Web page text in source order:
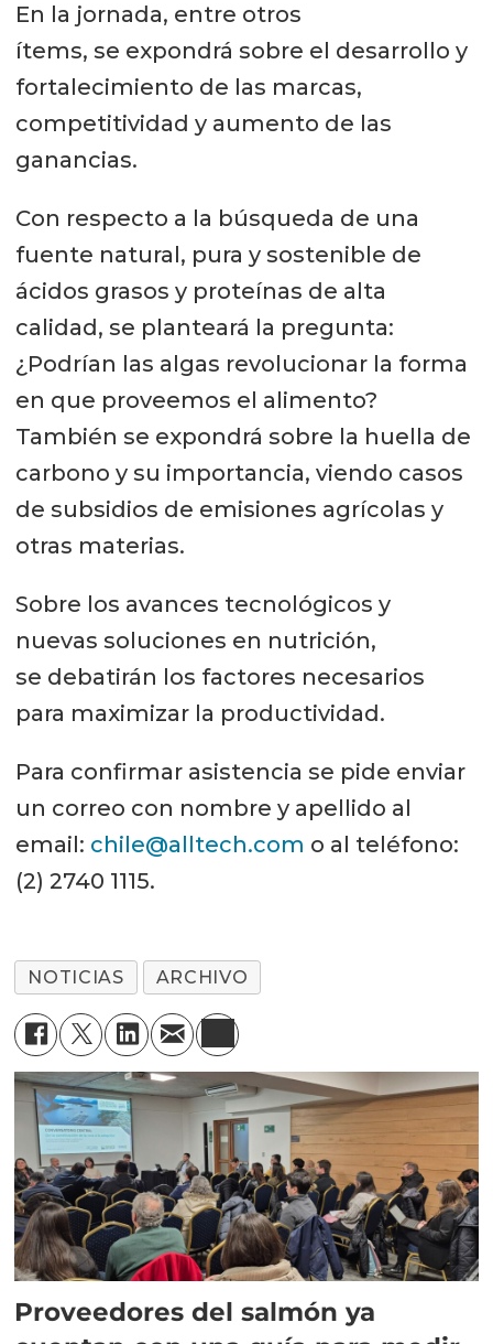
En la jornada, entre otros
ítems, se expondrá sobre el desarrollo y
fortalecimiento de las marcas,
competitividad y aumento de las
ganancias.
Con respecto a la búsqueda de una
fuente natural, pura y sostenible de
ácidos grasos y proteínas de alta
calidad, se planteará la pregunta:
¿Podrían las algas revolucionar la forma
en que proveemos el alimento?
También se expondrá sobre la huella de
carbono y su importancia, viendo casos
de subsidios de emisiones agrícolas y
otras materias.
Sobre los avances tecnológicos y
nuevas soluciones en nutrición,
se debatirán los factores necesarios
para maximizar la productividad.
Para confirmar asistencia se pide enviar
un correo con nombre y apellido al
email: chile@alltech.com o al teléfono:
(2) 2740 1115.
NOTICIAS ARCHIVO
Proveedores del salmón ya